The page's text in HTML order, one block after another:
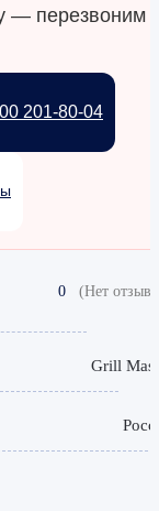
— перезвоним
201-80-04
0 (Нет
Grill